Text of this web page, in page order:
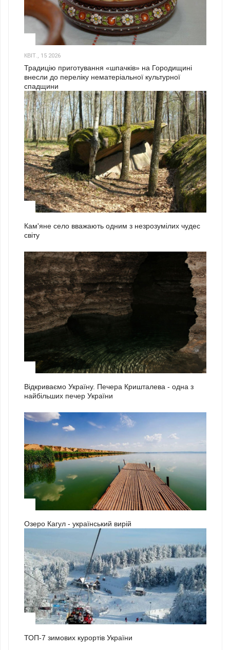
КВІТ., 15 2026
Традицію приготування «шпачків» на Городищині
внесли до переліку нематеріальної культурної
спадщини
Кам'яне село вважають одним з незрозумілих чудес
світу
Відкриваємо Україну. Печера Кришталева - одна з
найбільших печер України
Озеро Кагул - український вирій
ТОП-7 зимових курортів України